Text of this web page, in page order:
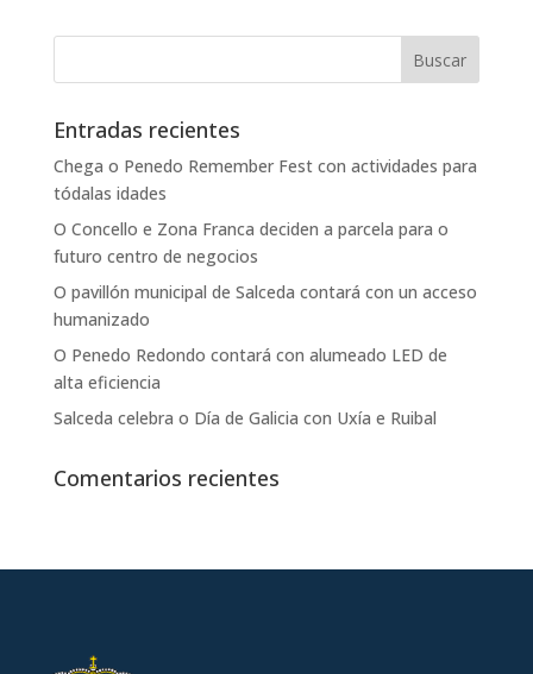
Entradas recientes
Chega o Penedo Remember Fest con actividades para
tódalas idades
O Concello e Zona Franca deciden a parcela para o
futuro centro de negocios
O pavillón municipal de Salceda contará con un acceso
humanizado
O Penedo Redondo contará con alumeado LED de
alta eficiencia
Salceda celebra o Día de Galicia con Uxía e Ruibal
Comentarios recientes